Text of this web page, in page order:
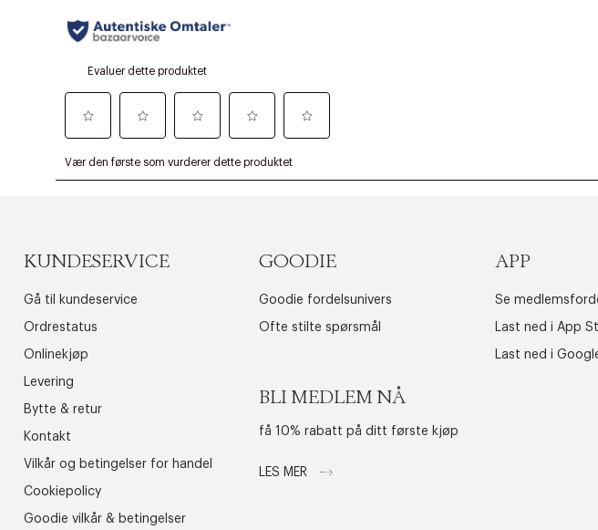
KUNDESERVICE
Gå til kundeservice
Ordrestatus
Onlinekjøp
Levering
Bytte & retur
Kontakt
Vilkår og betingelser for handel
Cookiepolicy
Goodie vilkår & betingelser
GOODIE
Goodie fordelsunivers
Ofte stilte spørsmål
BLI MEDLEM NÅ
få 10% rabatt på ditt første kjøp
LES MER
APP
Se
Last ned i App
Last ned i